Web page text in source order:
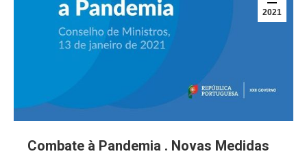
2021
Combate à Pandemia . Novas Medidas